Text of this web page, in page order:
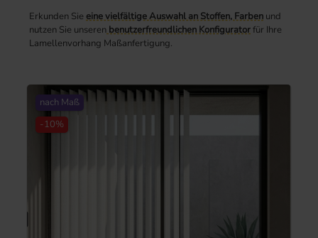
Erkunden Sie eine vielfältige Auswahl an Stoffen, Farben und
nutzen Sie unseren benutzerfreundlichen Konfigurator für Ihre
Lamellenvorhang Maßanfertigung.
nach Maß
-10%